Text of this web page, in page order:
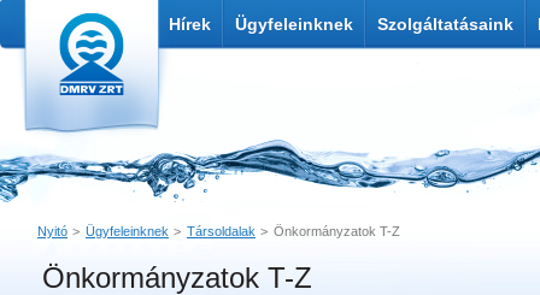
Hírek Ügyfeleinknek Szolgáltatásaink
Nyitó Ügyfeleinknek Társoldalak Önkormányzatok T-Z
Önkormányzatok T-Z
Link küldése
Nyomtatás